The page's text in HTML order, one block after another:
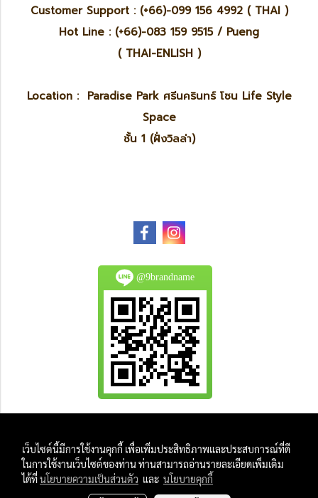
Customer Support : (+66)-099 156 4992 ( THAI )
Hot Line : (+66)-083 159 9515 / Pueng
( THAI-ENLISH )
Location : Paradise Park ศรีนครินทร์ โซน Life Style
Space
ชั้น 1 (ฝั่งวิลล่า)
@9brandname
And
All Photo in this website were taken by
เว็บไซต์นี้มีการใช้งานคุกกี้ เพื่อเพิ่มประสิทธิภาพและประสบการณ์ที่ดี
ในการใช้งานเว็บไซต์ของท่าน ท่านสามารถอ่านรายละเอียดเพิ่มเติม
ได้ที่นโยบายความเป็นส่วนตัว และ นโยบายคุกกี้